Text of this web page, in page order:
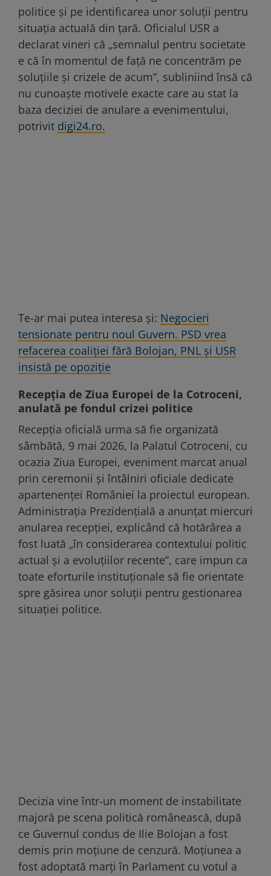
politice și pe identificarea unor soluții pentru
situația actuală din țară. Oficialul USR a
declarat vineri că „semnalul pentru societate
e că în momentul de față ne concentrăm pe
soluțiile și crizele de acum”, subliniind însă că
nu cunoaște motivele exacte care au stat la
baza deciziei de anulare a evenimentului,
potrivit digi24.ro.
Te-ar mai putea interesa și: Negocieri
tensionate pentru noul Guvern. PSD vrea
refacerea coaliției fără Bolojan, PNL și USR
insistă pe opoziție
Recepția de Ziua Europei de la Cotroceni,
anulată pe fondul crizei politice
Recepția oficială urma să fie organizată
sâmbătă, 9 mai 2026, la Palatul Cotroceni, cu
ocazia Ziua Europei, eveniment marcat anual
prin ceremonii și întâlniri oficiale dedicate
apartenenței României la proiectul european.
Administrația Prezidențială a anunțat miercuri
anularea recepției, explicând că hotărârea a
fost luată „în considerarea contextului politic
actual și a evoluțiilor recente”, care impun ca
toate eforturile instituționale să fie orientate
spre găsirea unor soluții pentru gestionarea
situației politice.
Decizia vine într-un moment de instabilitate
majoră pe scena politică românească, după
ce Guvernul condus de Ilie Bolojan a fost
demis prin moțiune de cenzură. Moțiunea a
fost adoptată marți în Parlament cu votul a